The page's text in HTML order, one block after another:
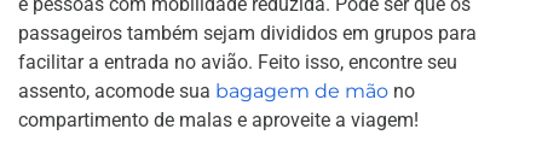
passageiros também sejam divididos em grupos para
facilitar a entrada no avião. Feito isso, encontre seu
assento, acomode sua bagagem de mão no
compartimento de malas e aproveite a viagem!